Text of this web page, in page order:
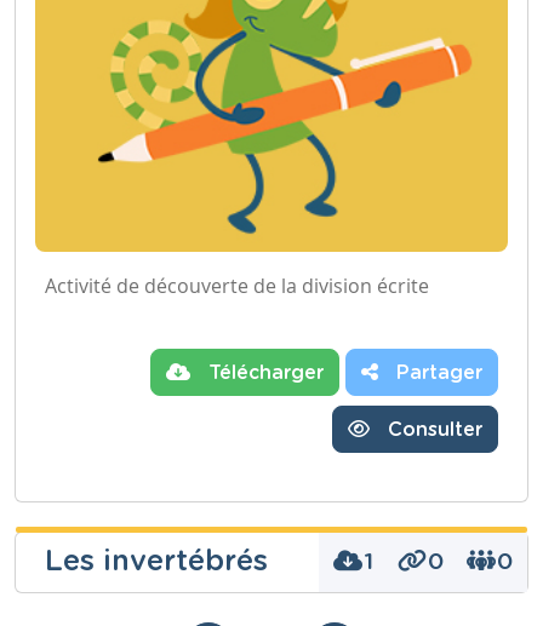
Activité de découverte de la division écrite
Télécharger Partager
Consulter
Les invertébrés 1 0 0